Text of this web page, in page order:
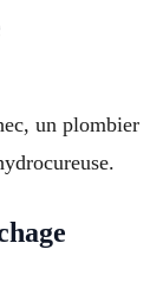
un plombier